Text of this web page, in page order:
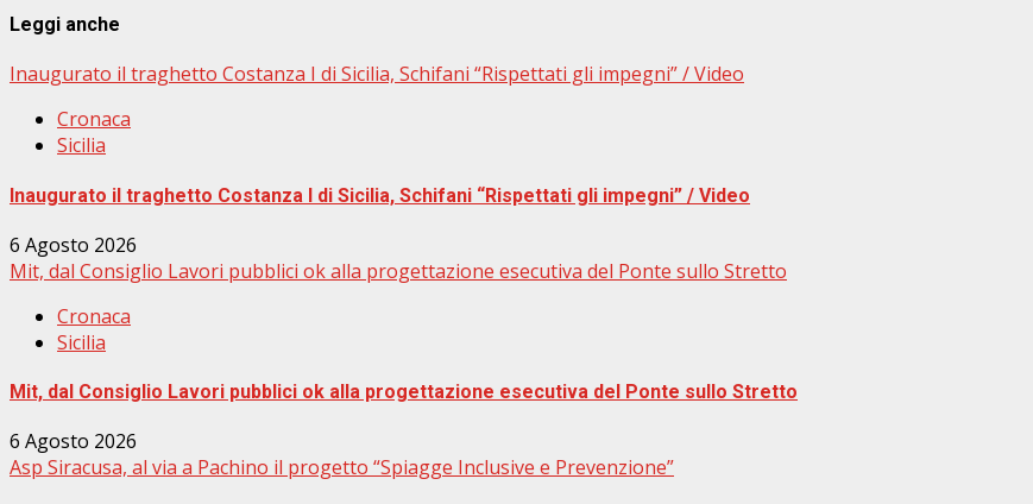
Leggi anche
Inaugurato il traghetto Costanza I di Sicilia, Schifani “Rispettati gli impegni” / Video
Cronaca
Sicilia
Inaugurato il traghetto Costanza I di Sicilia, Schifani “Rispettati gli impegni” / Video
6 Agosto 2026
Mit, dal Consiglio Lavori pubblici ok alla progettazione esecutiva del Ponte sullo Stretto
Cronaca
Sicilia
Mit, dal Consiglio Lavori pubblici ok alla progettazione esecutiva del Ponte sullo Stretto
6 Agosto 2026
Asp Siracusa, al via a Pachino il progetto “Spiagge Inclusive e Prevenzione”